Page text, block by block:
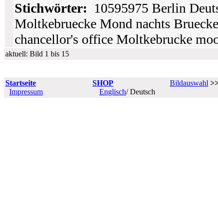
Stichwörter: 10595975 Berlin
Moltkebruecke Mond nachts
chancellor's office Moltkebrucke
aktuell: Bild 1 bis 15
Startseite SHOP Bildauswahl
Impressum
Englisch/ Deutsch